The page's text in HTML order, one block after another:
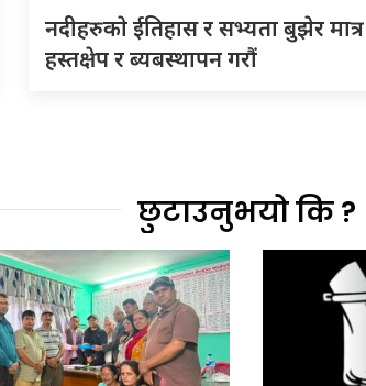
नदीहरुकाे ईतिहास र सभ्यता बुझेर मात्र
हस्तक्षेप र ब्यबस्थापन गराैं
छुटाउनुभयो कि ?